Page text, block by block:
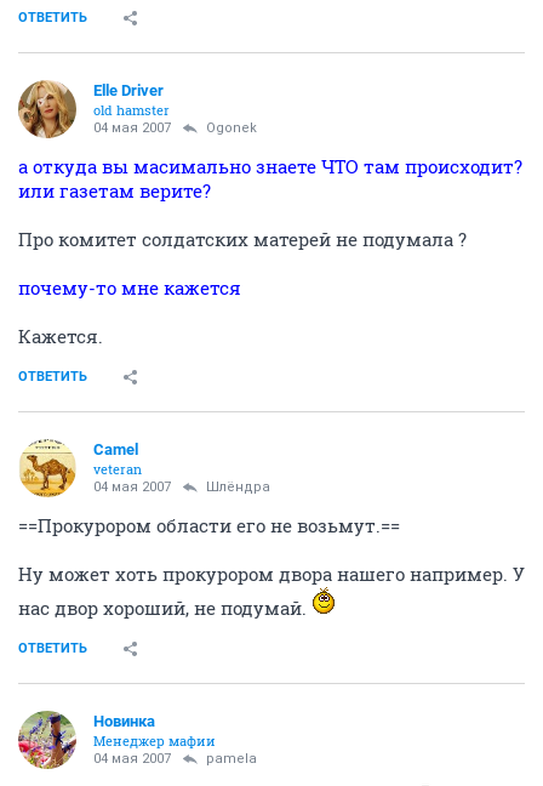
ОТВЕТИТЬ
Elle Driver
old hamster
04 мая 2007 Ogonek
а откуда вы масимально знаете ЧТО там происходит?
или газетам верите?
Про комитет солдатских матерей не подумала ?
почему-то мне кажется
Кажется.
ОТВЕТИТЬ
Camel
veteran
04 мая 2007 Шлёндра
==Прокурором области его не возьмут.==
Ну может хоть прокурором двора нашего например. У
нас двор хороший, не подумай.
ОТВЕТИТЬ
Новинка
Менеджер мафии
04 мая 2007 pamela